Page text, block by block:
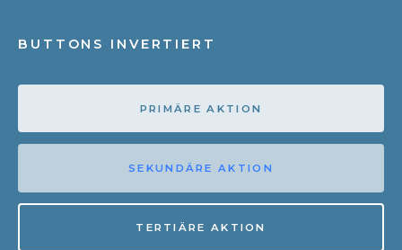
BUTTONS INVERTIERT
PRIMÄRE AKTION
SEKUNDÄRE AKTION
TERTIÄRE AKTION